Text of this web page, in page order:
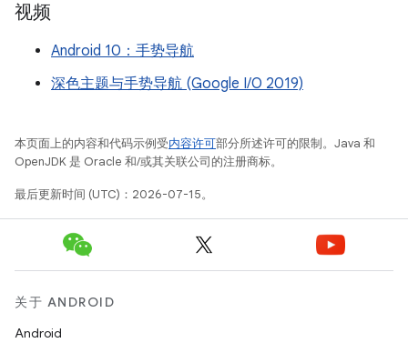
视频
Android 10：手势导航
深色主题与手势导航 (Google I/O 2019)
本页面上的内容和代码示例受内容许可部分所述许可的限制。Java 和
OpenJDK 是 Oracle 和/或其关联公司的注册商标。
最后更新时间 (UTC)：2026-07-15。
关于 ANDROID
Android